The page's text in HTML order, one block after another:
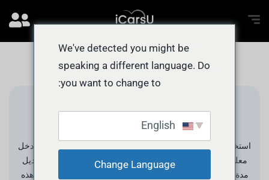
حاسبة القروض
استخدم حاسبة القرض لحساب الدفعات على مدى فترة القرض. أدخل
معلوماتك لترى كم يمكن أن تكون مدفوعاتك الشهرية. يمكنك تعديل
مدة القرض والدفعة المقدمة وسعر الفائدة لمعرفة كيف ستؤدي هذه
We've detected you might be
speaking a different language. Do
you want to change to:
Change Language